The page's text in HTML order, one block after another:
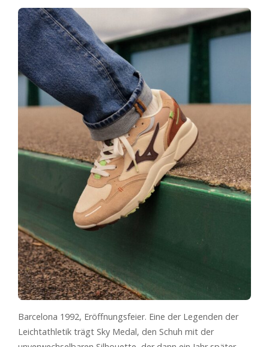
Barcelona 1992, Eröffnungsfeier. Eine der Legenden der
Leichtathletik trägt Sky Medal, den Schuh mit der